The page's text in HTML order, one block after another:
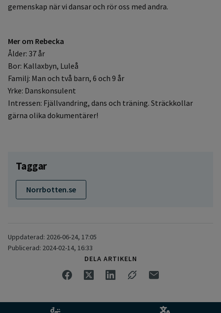
gemenskap när vi dansar och rör oss med andra.
Mer om Rebecka
Ålder: 37 år
Bor: Kallaxbyn, Luleå
Familj: Man och två barn, 6 och 9 år
Yrke: Danskonsulent
Intressen: Fjällvandring, dans och träning. Sträckkollar
gärna olika dokumentärer!
Taggar
Norrbotten.se
Uppdaterad: 2026-06-24, 17:05
Publicerad: 2024-02-14, 16:33
DELA ARTIKELN